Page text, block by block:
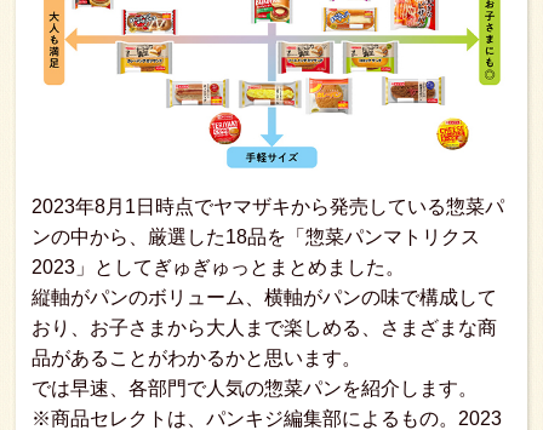
2023年8月1日時点でヤマザキから発売している惣菜パ
ンの中から、厳選した18品を「惣菜パンマトリクス
2023」としてぎゅぎゅっとまとめました。
縦軸がパンのボリューム、横軸がパンの味で構成して
おり、お子さまから大人まで楽しめる、さまざまな商
品があることがわかるかと思います。
では早速、各部門で人気の惣菜パンを紹介します。
※商品セレクトは、パンキジ編集部によるもの。2023